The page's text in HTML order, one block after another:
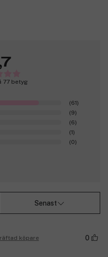
77 betyg
(61)
(9)
(6)
(1)
(0)
Senast
köpare 0